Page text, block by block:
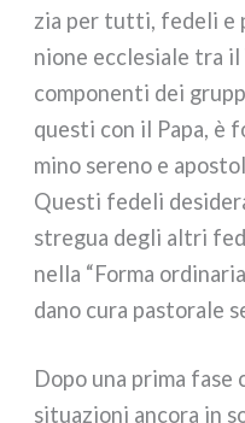
zia per tut­ti, fede­li e
nio­ne eccle­sia­le tra il
com­po­nen­ti dei
que­sti con il Papa, è
mi­no sere­no e
Questi fede­li
stre­gua degli altri
nel­la “Forma
da­no cura pasto­ra­le
Dopo una pri­ma fase
situa­zio­ni anco­ra in